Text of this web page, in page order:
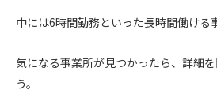
中には6時間勤務といった長時間働ける
気になる事業所が見つかったら、詳細
う。